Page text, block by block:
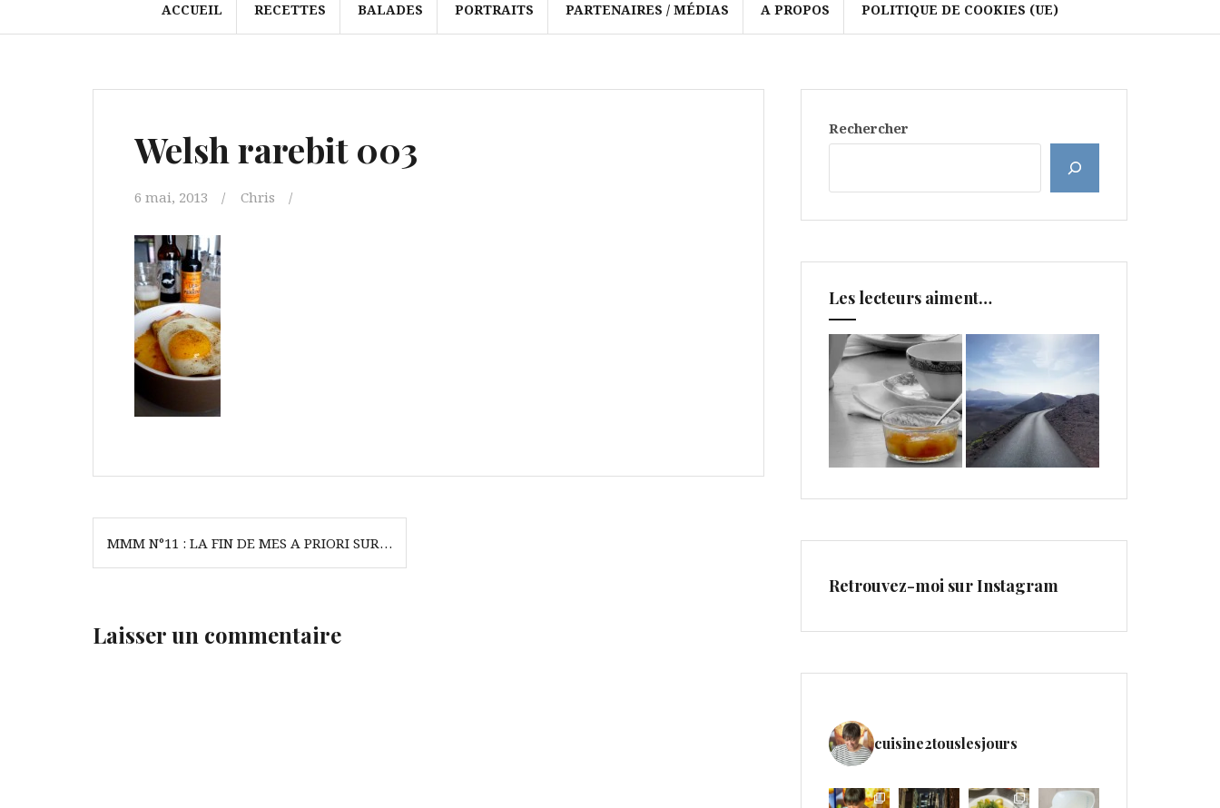
ACCUEIL RECETTES BALADES PORTRAITS PARTENAIRES / MÉDIAS A PROPOS POLITIQUE DE COOKIES (UE)
Welsh rarebit 003
6 mai, 2013 Chris
Navigation
deMMM N°11 : LA FIN DE MES A PRIORI SUR…
Laisser un commentaire
Rechercher
Les lecteurs aiment…
Retrouvez-moi sur Instagram
cuisine2touslesjours